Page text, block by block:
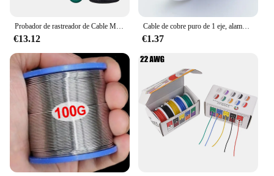
€13.12
Cable de cobre puro de 1 eje, alambre de cobre de conexión manual DIY, diámetro de 0,2, 0,3, 0,4, 0,5, 0,6, 0,7, 0,8, 1,0mm
€1.37